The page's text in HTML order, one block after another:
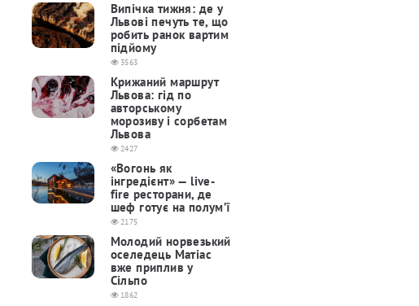
Випічка тижня: де у
Львові печуть те, що
робить ранок вартим
підйому
3563
Крижаний маршрут
Львова: гід по
авторському
морозиву і сорбетам
Львова
2427
«Вогонь як
інгредієнт» — live-
fire ресторани, де
шеф готує на полум’ї
2175
Молодий норвезький
оселедець Матіас
вже приплив у
Сільпо
1862